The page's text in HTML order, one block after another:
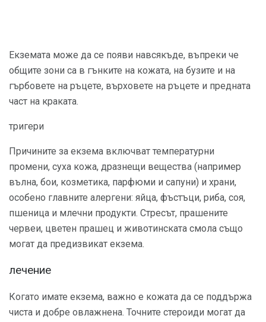
Екземата може да се появи навсякъде, въпреки че
общите зони са в гънките на кожата, на бузите и на
гърбовете на ръцете, върховете на ръцете и предната
част на краката.
тригери
Причините за екзема включват температурни
промени, суха кожа, дразнещи вещества (например
вълна, бои, козметика, парфюми и сапуни) и храни,
особено главните алергени: яйца, фъстъци, риба, соя,
пшеница и млечни продукти. Стресът, прашените
червеи, цветен прашец и животинската смола също
могат да предизвикат екзема.
лечение
Когато имате екзема, важно е кожата да се поддържа
чиста и добре овлажнена. Точните стероиди могат да